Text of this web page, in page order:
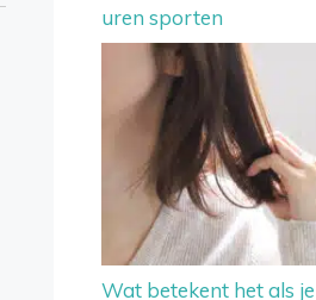
uren sporten
Wat betekent het als